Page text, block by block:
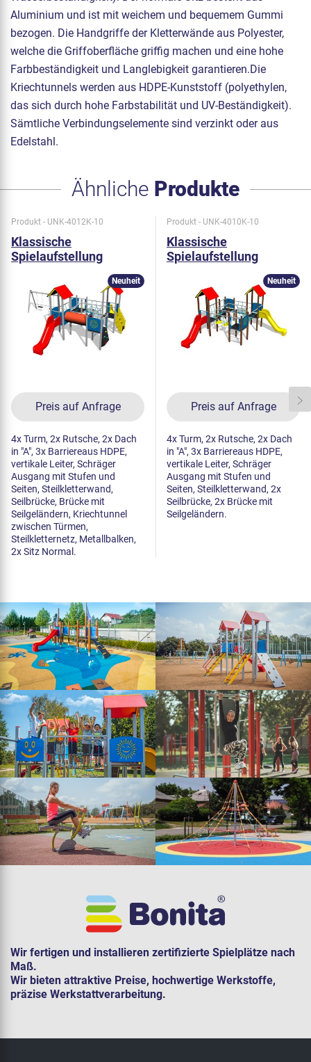
Aluminium und ist mit weichem und bequemem Gummi
bezogen. Die Handgriffe der Kletterwände aus Polyester,
welche die Griffoberfläche griffig machen und eine hohe
Farbbeständigkeit und Langlebigkeit garantieren.Die
Kriechtunnels werden aus HDPE-Kunststoff (polyethylen,
das sich durch hohe Farbstabilität und UV-Beständigkeit).
Sämtliche Verbindungselemente sind verzinkt oder aus
Edelstahl.
Ähnliche Produkte
Produkt - UNK-4012K-10
Klassische
Spielaufstellung
UNK4012K - metall
Preis auf Anfrage
Neuheit
4x Turm, 2x Rutsche, 2x Dach
in "A", 3x Barriereaus HDPE,
vertikale Leiter, Schräger
Ausgang mit Stufen und
Seiten, Steilkletterwand,
Seilbrücke, Brücke mit
Seilgeländern, Kriechtunnel
zwischen Türmen,
Steilkletternetz, Metallbalken,
2x Sitz Normal.
Produkt - UNK-4010K-10
Klassische
Spielaufstellung
UNK4010K - metall
Preis auf Anfrage
Neuheit
4x Turm, 2x Rutsche, 2x Dach
in "A", 3x Barriereaus HDPE,
vertikale Leiter, Schräger
Ausgang mit Stufen und
Seiten, Steilkletterwand, 2x
Seilbrücke, 2x Brücke mit
Seilgeländern.
Wir fertigen und installieren zertifizierte Spielplätze nach
Maß.
Wir bieten attraktive Preise, hochwertige Werkstoffe,
präzise Werkstattverarbeitung.